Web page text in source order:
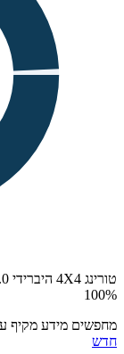
טורינג 4X4 היברידי 2.0 ליטר
100%
מחפשים מידע מקיף
חדש